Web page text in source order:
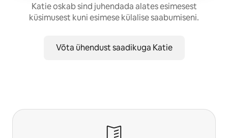
Katie oskab sind juhendada alates esimesest
küsimusest kuni esimese külalise saabumiseni.
Võta ühendust saadikuga Katie